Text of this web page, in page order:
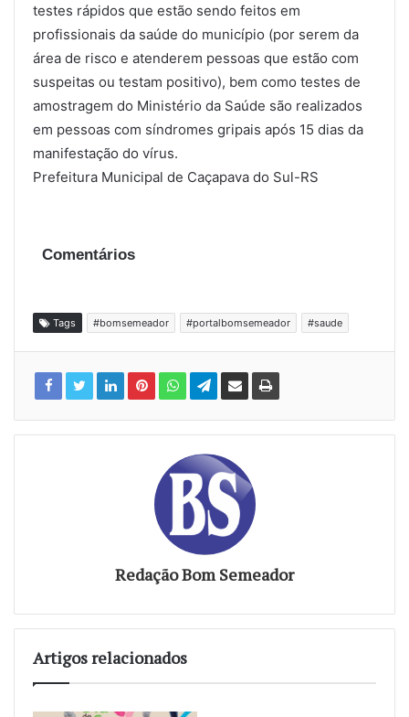
testes rápidos que estão sendo feitos em
profissionais da saúde do município (por serem da
área de risco e atenderem pessoas que estão com
suspeitas ou testam positivo), bem como testes de
amostragem do Ministério da Saúde são realizados
em pessoas com síndromes gripais após 15 dias da
manifestação do vírus.
Prefeitura Municipal de Caçapava do Sul-RS
Comentários
Tags #bomsemeador #portalbomsemeador #saude
Redação Bom Semeador
Artigos relacionados